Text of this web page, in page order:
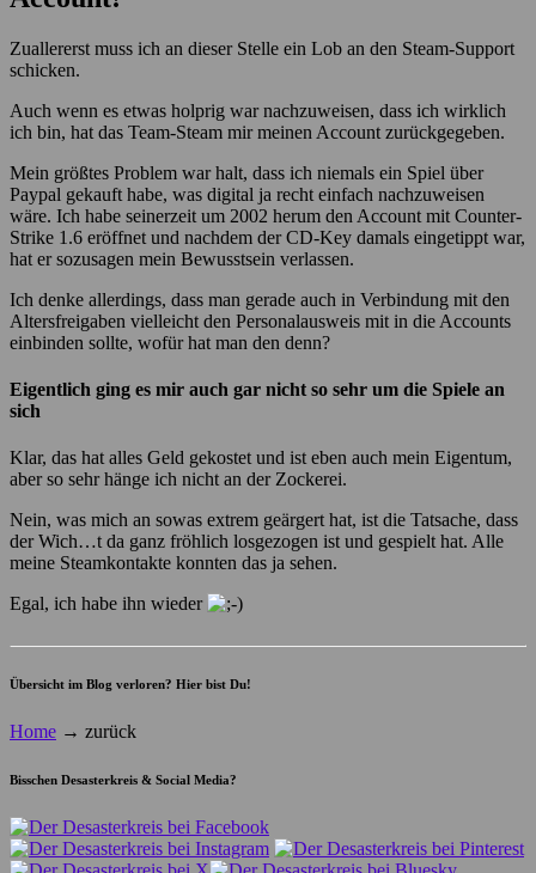
Zuallererst muss ich an dieser Stelle ein Lob an den Steam-Support
schicken.
Auch wenn es etwas holprig war nachzuweisen, dass ich wirklich
ich bin, hat das Team-Steam mir meinen Account zurückgegeben.
Mein größtes Problem war halt, dass ich niemals ein Spiel über
Paypal gekauft habe, was digital ja recht einfach nachzuweisen
wäre. Ich habe seinerzeit um 2002 herum den Account mit Counter-
Strike 1.6 eröffnet und nachdem der CD-Key damals eingetippt war,
hat er sozusagen mein Bewusstsein verlassen.
Ich denke allerdings, dass man gerade auch in Verbindung mit den
Altersfreigaben vielleicht den Personalausweis mit in die Accounts
einbinden sollte, wofür hat man den denn?
Eigentlich ging es mir auch gar nicht so sehr um die Spiele an
sich
Klar, das hat alles Geld gekostet und ist eben auch mein Eigentum,
aber so sehr hänge ich nicht an der Zockerei.
Nein, was mich an sowas extrem geärgert hat, ist die Tatsache, dass
der Wich…t da ganz fröhlich losgezogen ist und gespielt hat. Alle
meine Steamkontakte konnten das ja sehen.
Egal, ich habe ihn wieder
Übersicht im Blog verloren? Hier bist Du!
Home → zurück
Bisschen Desasterkreis & Social Media?